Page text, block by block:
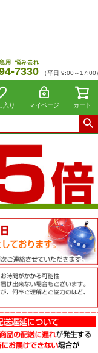
急用
-7330
悩み去れ
（平日 9:00～17:00)
入り マイページ カート